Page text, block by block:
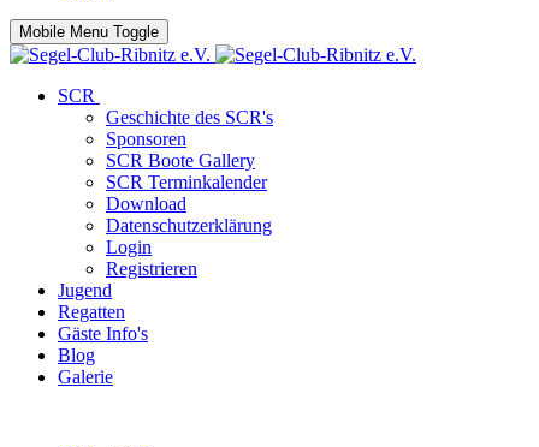
Mobile Menu Toggle
SCR
Geschichte des SCR's
Sponsoren
SCR Boote Gallery
SCR Terminkalender
Download
Datenschutzerklärung
Login
Registrieren
Jugend
Regatten
Gäste Info's
Blog
Galerie